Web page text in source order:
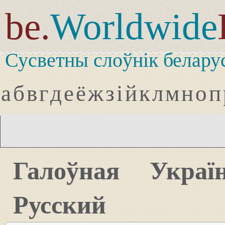
be.Worldwide
Сусветны слоўнік
абвгдеёжзійклмноп
Галоўная
Русский